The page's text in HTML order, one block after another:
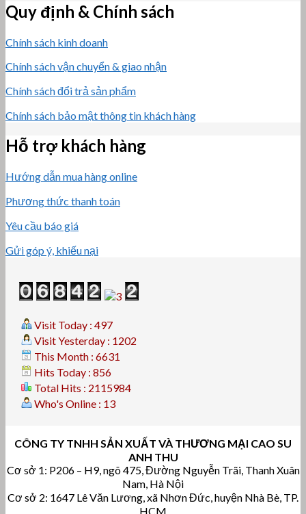
Quy định & Chính sách
Chính sách kinh doanh
Chính sách vận chuyển & giao nhận
Chính sách đổi trả sản phẩm
Chính sách bảo mật thông tin khách hàng
Hỗ trợ khách hàng
Hướng dẫn mua hàng online
Phương thức thanh toán
Yêu cầu báo giá
Gửi góp ý, khiếu nại
Visit Today : 497
Visit Yesterday : 1202
This Month : 6631
Hits Today : 856
Total Hits : 2115984
Who's Online : 13
CÔNG TY TNHH SẢN XUẤT VÀ THƯƠNG MẠI CAO SU
ANH THU
Cơ sở 1: P206 – H9, ngõ 475, Đường Nguyễn Trãi, Thanh Xuân
Nam, Hà Nội
Cơ sở 2: 1647 Lê Văn Lương, xã Nhơn Đức, huyện Nhà Bè, TP.
HCM